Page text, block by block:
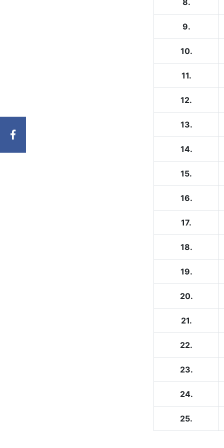
8.
9.
10.
11.
12.
13.
14.
15.
16.
17.
18.
19.
20.
21.
22.
23.
24.
25.